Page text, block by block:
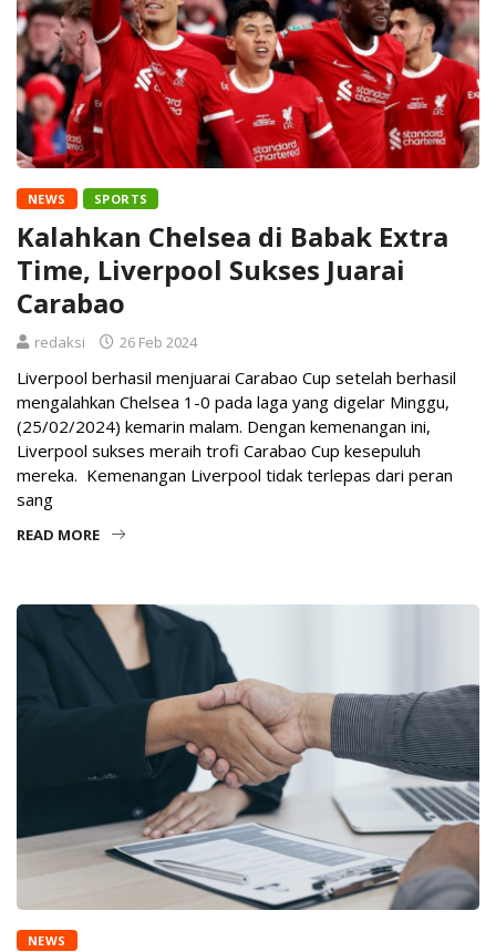
NEWS SPORTS
Kalahkan Chelsea di Babak Extra
Time, Liverpool Sukses Juarai
Carabao
redaksi 26 Feb 2024
Liverpool berhasil menjuarai Carabao Cup setelah berhasil
mengalahkan Chelsea 1-0 pada laga yang digelar Minggu,
(25/02/2024) kemarin malam. Dengan kemenangan ini,
Liverpool sukses meraih trofi Carabao Cup kesepuluh
mereka. Kemenangan Liverpool tidak terlepas dari peran
sang
READ MORE
NEWS